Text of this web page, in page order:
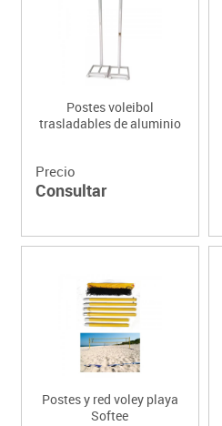
Postes voleibol
trasladables de aluminio
Precio
Consultar
Postes y red voley playa
Softee